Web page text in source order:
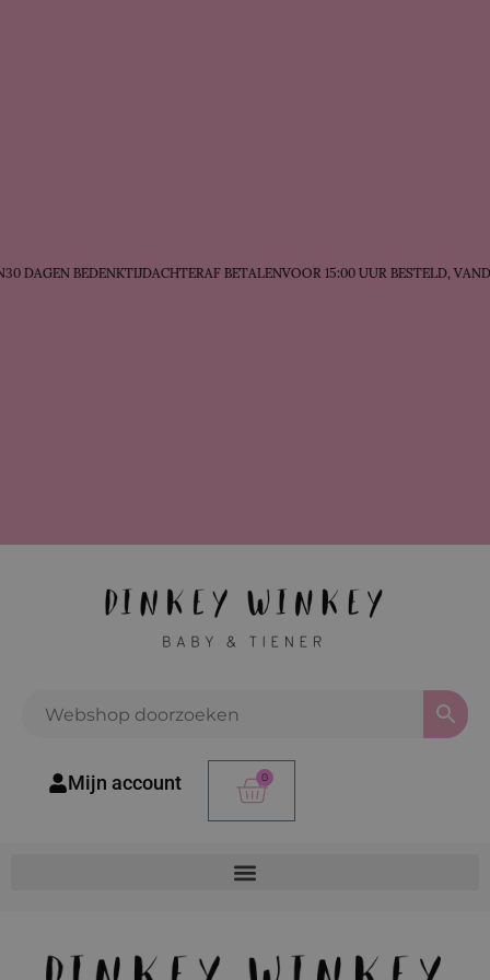
BEDENKTIJDACHTERAF BETALENVOOR 15:00 UUR BESTELD,
Mijn account 0